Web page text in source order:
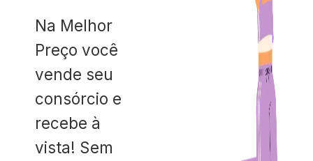
Na Melhor
Preço você
vende seu
consórcio e
recebe à
vista! Sem